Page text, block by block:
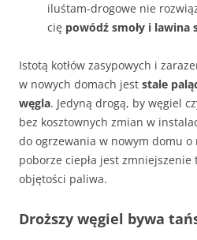
iluśtam-drogowe nie
cię powódź smoły i lawina
Istotą kotłów zasypowych i
w nowych domach jest stale
węgla. Jedyną drogą, by węgiel
bez kosztownych zmian w
do ogrzewania w nowym domu
poborze ciepła jest zmniejszenie
objętości paliwa.
Droższy węgiel bywa